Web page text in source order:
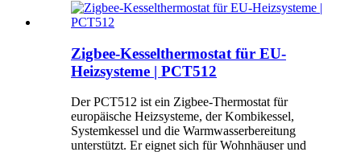
Zigbee-Kesselthermostat für EU-
Heizsysteme | PCT512
Der PCT512 ist ein Zigbee-Thermostat für
europäische Heizsysteme, der Kombikessel,
Systemkessel und die Warmwasserbereitung
unterstützt. Er eignet sich für Wohnhäuser und